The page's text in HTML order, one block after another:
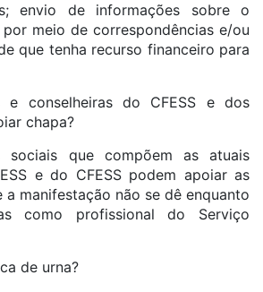
envio de informações sobre o
meio de correspondências e/ou
que tenha recurso financeiro para
e conselheiras do CFESS e dos
chapa?
sociais que compõem as atuais
e do CFESS podem apoiar as
a manifestação não se dê enquanto
como profissional do Serviço
de urna?